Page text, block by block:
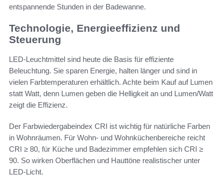
entspannende Stunden in der Badewanne.
Technologie, Energieeffizienz und
Steuerung
LED-Leuchtmittel sind heute die Basis für effiziente
Beleuchtung. Sie sparen Energie, halten länger und sind in
vielen Farbtemperaturen erhältlich. Achte beim Kauf auf Lumen
statt Watt, denn Lumen geben die Helligkeit an und Lumen/Watt
zeigt die Effizienz.
Der Farbwiedergabeindex CRI ist wichtig für natürliche Farben
in Wohnräumen. Für Wohn- und Wohnküchenbereiche reicht
CRI ≥ 80, für Küche und Badezimmer empfehlen sich CRI ≥
90. So wirken Oberflächen und Hauttöne realistischer unter
LED-Licht.